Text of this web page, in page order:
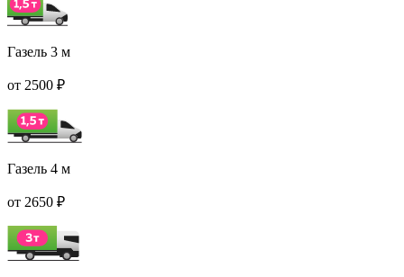
Газель 3 м
от 2500 ₽
Газель 4 м
от 2650 ₽